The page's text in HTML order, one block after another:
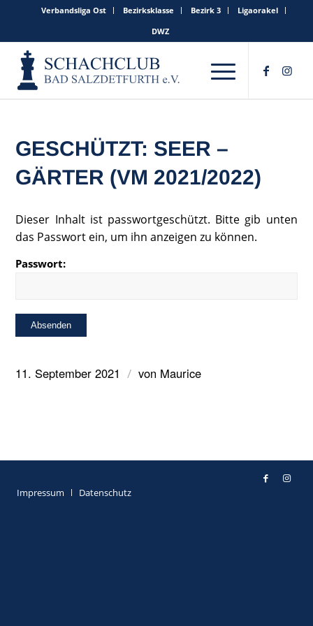
Verbandsliga Ost Bezirksklasse Bezirk 3
Ligaorakel
DWZ
GESCHÜTZT: SEER –
GÄRTER (VM 2021/2022)
Dieser Inhalt ist passwortgeschützt. Bitte gib unten
das Passwort ein, um ihn anzeigen zu können.
Passwort:
11. September 2021 / von Maurice
Impressum Datenschutz